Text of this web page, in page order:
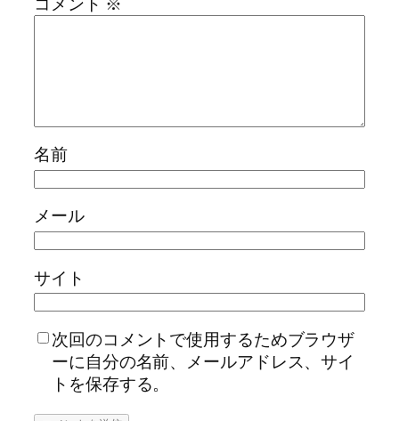
名前
メール
サイト
次回のコメントで使用するためブラウザ
ーに自分の名前、メールアドレス、サイ
トを保存する。